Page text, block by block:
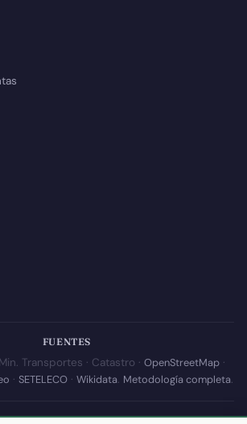
FUENTES
Transportes · Catastro · OpenStreetMap·
· SETELECO· Wikidata. Metodología completa.